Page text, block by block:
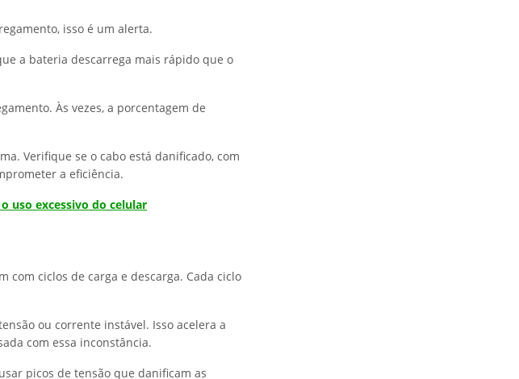
isso é um alerta.
a bateria descarrega mais rápido que o
Às vezes, a porcentagem de
Verifique se o cabo está danificado, com
a eficiência.
uso excessivo do celular
ciclos de carga e descarga. Cada ciclo
ou corrente instável. Isso acelera a
com essa inconstância.
picos de tensão que danificam as